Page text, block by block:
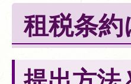
租税条